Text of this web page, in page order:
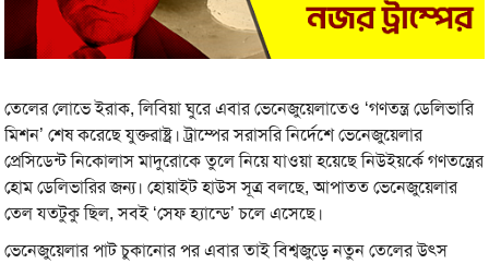
তেলের লোভে ইরাক, লিবিয়া ঘুরে এবার ভেনেজুয়েলাতেও ‘গণতন্ত্র ডেলিভারি
মিশন’ শেষ করেছে যুক্তরাষ্ট্র। ট্রাম্পের সরাসরি নির্দেশে ভেনেজুয়েলার
প্রেসিডেন্ট নিকোলাস মাদুরোকে তুলে নিয়ে যাওয়া হয়েছে নিউইয়র্কে গণতন্ত্রের
হোম ডেলিভারির জন্য। হোয়াইট হাউস সূত্র বলছে, আপাতত ভেনেজুয়েলার
তেল যতটুকু ছিল, সবই ‘সেফ হ্যান্ডে’ চলে এসেছে।
ভেনেজুয়েলার পাট চুকানোর পর এবার তাই বিশ্বজুড়ে নতুন তেলের উৎস